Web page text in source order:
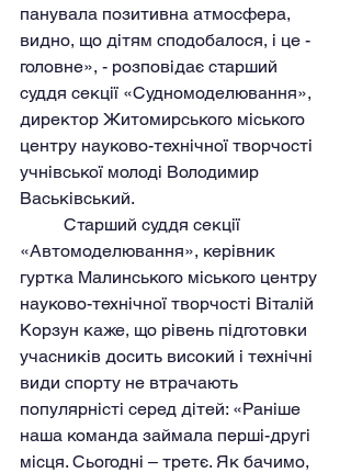
панувала позитивна атмосфера,
видно, що дітям сподобалося, і це -
головне», - розповідає старший
суддя секції «Судномоделювання»,
директор Житомирського міського
центру науково-технічної творчості
учнівської молоді Володимир
Васьківський.
«Автомоделювання», керівник
гуртка Малинського міського центру
науково-технічної творчості Віталій
Корзун каже, що рівень підготовки
учасників досить високий і технічні
види спорту не втрачають
популярністі серед дітей: «Раніше
наша команда займала перші-другі
місця. Сьогодні – третє. Як бачимо,